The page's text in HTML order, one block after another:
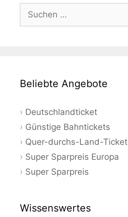
nach:
Beliebte Angebote
Deutschlandticket
Günstige Bahntickets
Quer-durchs-Land-Ticket
Super Sparpreis Europa
Super Sparpreis
Wissenswertes